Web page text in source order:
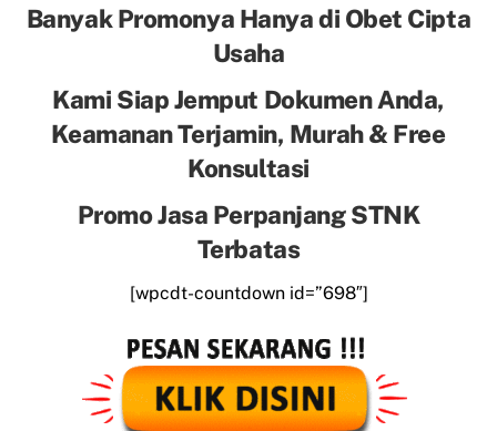
Banyak Promonya Hanya di Obet Cipta
Usaha
Kami Siap Jemput Dokumen Anda,
Keamanan Terjamin, Murah & Free
Konsultasi
Promo Jasa Perpanjang STNK
Terbatas
[wpcdt-countdown id=”698″]